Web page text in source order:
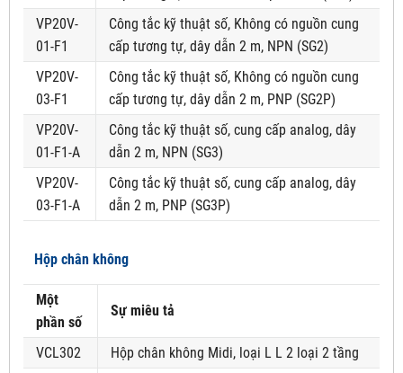
VP20V-
01-F1
Công tắc kỹ thuật số, Không có nguồn cung
cấp tương tự, dây dẫn 2 m, NPN (SG2)
VP20V-
03-F1
Công tắc kỹ thuật số, Không có nguồn cung
cấp tương tự, dây dẫn 2 m, PNP (SG2P)
VP20V-
01-F1-A
Công tắc kỹ thuật số, cung cấp analog, dây
dẫn 2 m, NPN (SG3)
VP20V-
03-F1-A
Công tắc kỹ thuật số, cung cấp analog, dây
dẫn 2 m, PNP (SG3P)
Hộp chân không
Một
phần số
Sự miêu tả
VCL302 Hộp chân không Midi, loại L L 2 loại 2 tầng